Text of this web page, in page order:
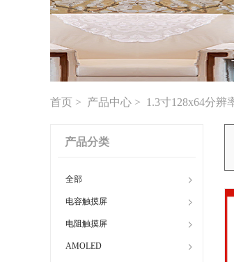
首页 > 产品中心 > 1.3寸128x64分辨
产品分类
全部
电容触摸屏
电阻触摸屏
AMOLED